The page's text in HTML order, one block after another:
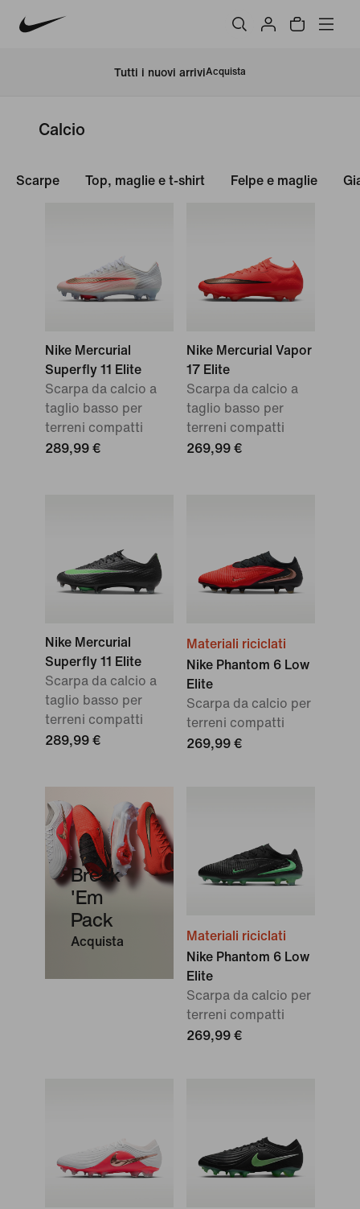
Tutti i nuovi arriviAcquista
Calcio
Scarpe Top, maglie e t-shirt Felpe e maglie
Nike Mercurial
Superfly 11 Elite
Scarpa da calcio a
taglio basso per
terreni compatti
289,99 €
Nike Mercurial Vapor
17 Elite
Scarpa da calcio a
taglio basso per
terreni compatti
269,99 €
Nike Mercurial
Superfly 11 Elite
Scarpa da calcio a
taglio basso per
terreni compatti
289,99 €
Materiali riciclati
Nike Phantom 6 Low
Elite
Scarpa da calcio per
terreni compatti
269,99 €
Break
'Em
Pack
Acquista
Materiali riciclati
Nike Phantom 6 Low
Elite
Scarpa da calcio per
terreni compatti
269,99 €